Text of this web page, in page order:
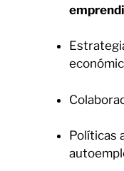
Políticas